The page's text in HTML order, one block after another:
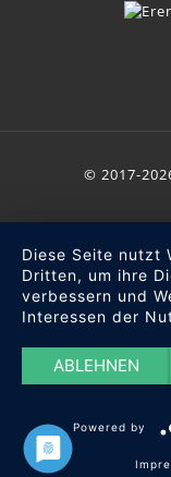
© 2017-
Diese Seite nutzt
Dritten, um ihre
verbessern und
Interessen der
ABLEHNEN
Powered by